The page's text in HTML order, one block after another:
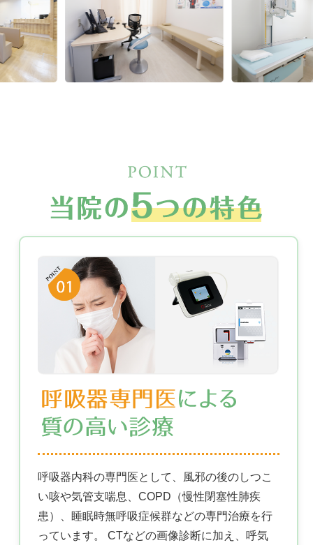
呼吸器内科の専門医として、風邪の後のしつこ
い咳や気管支喘息、COPD（慢性閉塞性肺疾
患）、睡眠時無呼吸症候群などの専門治療を行
っています。 CTなどの画像診断に加え、呼気